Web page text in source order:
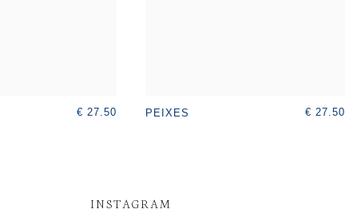
€ 27.50 PEIXES € 27.50
INSTAGRAM